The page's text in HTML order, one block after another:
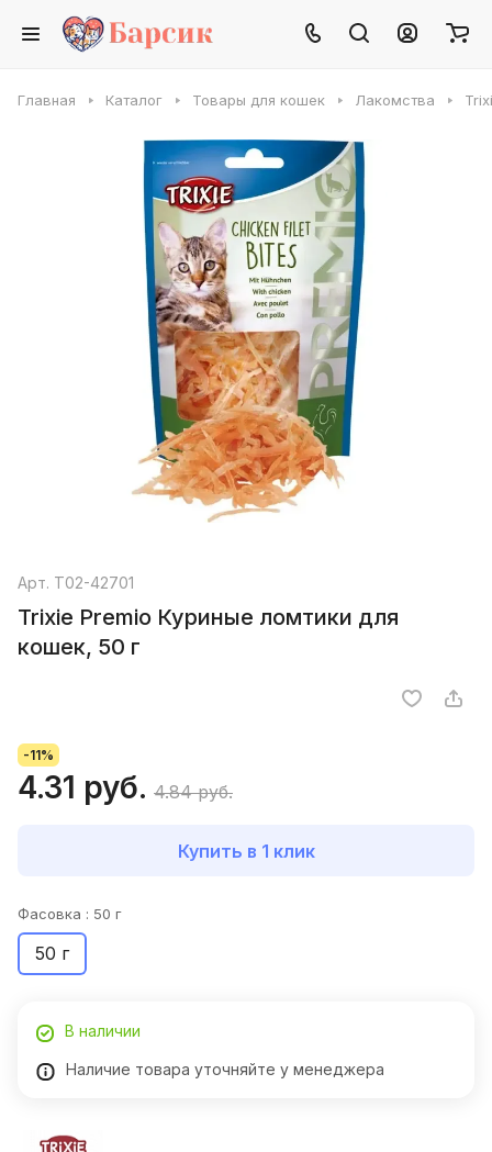
Главная Каталог Товары для кошек Лакомства
Арт. T02-42701
Trixie Premio Куриные ломтики для
кошек, 50 г
-11%
4.31 руб. 4.84 руб.
Купить в 1 клик
Фасовка : 50 г
50 г
В наличии
Наличие товара уточняйте у менеджера